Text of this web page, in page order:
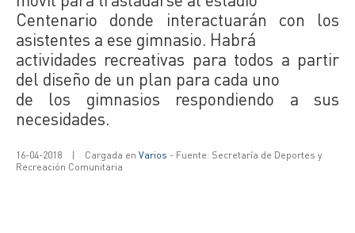
Centenario donde interactuarán con los
asistentes a ese gimnasio. Habrá
actividades recreativas para todos a partir
del diseño de un plan para cada uno
de los gimnasios respondiendo a sus
necesidades.
16-04-2018 | Cargada en Varios - Fuente: Secretaría de Deportes y
Recreación Comunitaria